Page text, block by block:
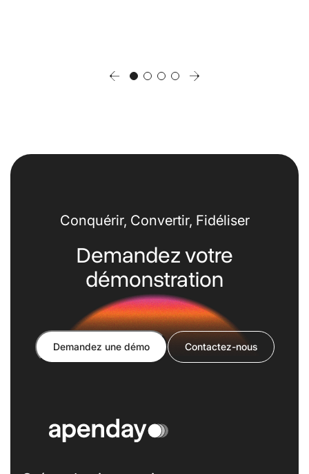
Conquérir, Convertir, Fidéliser
Demandez votre
démonstration
Demandez une démo Contactez-nous